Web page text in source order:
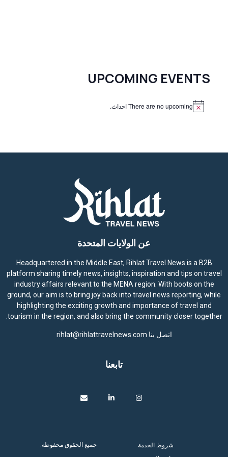
UPCOMING EVENTS
There are no upcoming احداث.
عن الولايات المتحدة
Headquartered in the Middle East, Rihlat Travel News is a B2B
platform sharing timely news, insights, inspiration and tips on travel
industry affairs relevant to the MENA region. With boots on the
ground, our aim is to bring joy back into travel news reporting, while
highlighting the exciting growth and importance of travel and
tourism in the region, and also bring the community closer together.
اتصل بنا rihlat@rihlattravelnews.com
تابعنا
جميع الحقوق محفوظة.
شروط الخدمة